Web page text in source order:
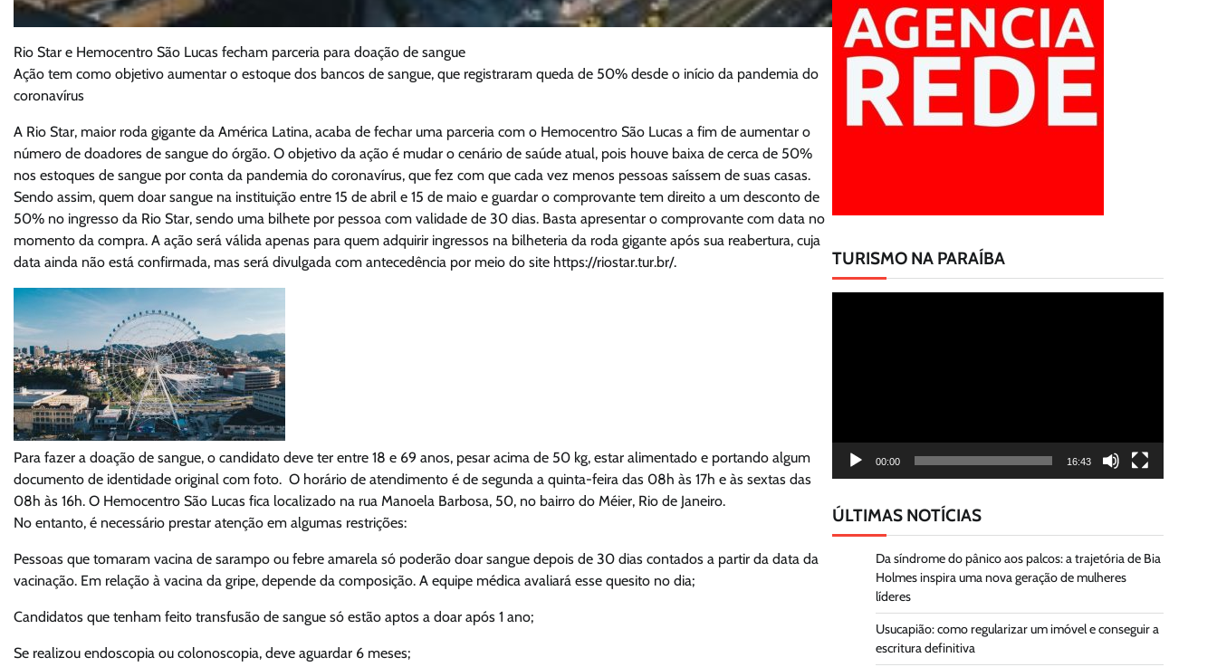
Rio Star e Hemocentro São Lucas fecham parceria para doação de sangue
Ação tem como objetivo aumentar o estoque dos bancos de sangue, que registraram queda de 50% desde o início da pandemia do
coronavírus
A Rio Star, maior roda gigante da América Latina, acaba de fechar uma parceria com o Hemocentro São Lucas a fim de aumentar o
número de doadores de sangue do órgão. O objetivo da ação é mudar o cenário de saúde atual, pois houve baixa de cerca de 50%
nos estoques de sangue por conta da pandemia do coronavírus, que fez com que cada vez menos pessoas saíssem de suas casas.
Sendo assim, quem doar sangue na instituição entre 15 de abril e 15 de maio e guardar o comprovante tem direito a um desconto de
50% no ingresso da Rio Star, sendo uma bilhete por pessoa com validade de 30 dias. Basta apresentar o comprovante com data no
momento da compra. A ação será válida apenas para quem adquirir ingressos na bilheteria da roda gigante após sua reabertura, cuja
data ainda não está confirmada, mas será divulgada com antecedência por meio do site https://riostar.tur.br/.
Para fazer a doação de sangue, o candidato deve ter entre 18 e 69 anos, pesar acima de 50 kg, estar alimentado e portando algum
documento de identidade original com foto. O horário de atendimento é de segunda a quinta-feira das 08h às 17h e às sextas das
08h às 16h. O Hemocentro São Lucas fica localizado na rua Manoela Barbosa, 50, no bairro do Méier, Rio de Janeiro.
No entanto, é necessário prestar atenção em algumas restrições:
Pessoas que tomaram vacina de sarampo ou febre amarela só poderão doar sangue depois de 30 dias contados a partir da data da
vacinação. Em relação à vacina da gripe, depende da composição. A equipe médica avaliará esse quesito no dia;
Candidatos que tenham feito transfusão de sangue só estão aptos a doar após 1 ano;
Se realizou endoscopia ou colonoscopia, deve aguardar 6 meses;
TURISMO NA PARAÍBA
00:00 16:43
ÚLTIMAS NOTÍCIAS
Da síndrome do pânico aos palcos: a trajetória de Bia
Holmes inspira uma nova geração de mulheres
líderes
Usucapião: como regularizar um imóvel e conseguir a
escritura definitiva